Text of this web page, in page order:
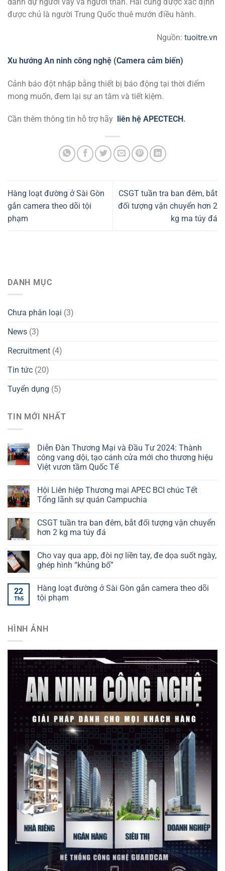
được chủ là người Trung Quốc thuê mướn điều hành.
Nguồn: tuoitre.vn
Xu hướng An ninh công nghệ (Camera cảm biến)
Cảnh báo đột nhập bằng thiết bị báo động tại thời điểm
mong muốn, đem lại sự an tâm và tiết kiệm.
Cần thêm thông tin hỗ trợ hãy liên hệ APECTECH .
Hàng loạt đường ở Sài Gòn
gắn camera theo dõi tội
phạm
CSGT tuần tra ban đêm, bắt
đối tượng vận chuyển hơn 2
kg ma túy đá
DANH MỤC
Chưa phân loại (3)
News (3)
Recruitment (4)
Tin tức (20)
Tuyển dụng (5)
TIN MỚI NHẤT
Diễn Đàn Thương Mại và Đầu Tư 2024: Thành
công vang dội, tạo cánh cửa mới cho thương hiệu
Việt vươn tầm Quốc Tế
Hội Liên hiệp Thương mại APEC BCI chúc Tết
Tổng lãnh sự quán Campuchia
CSGT tuần tra ban đêm, bắt đối tượng vận chuyển
hơn 2 kg ma túy đá
Cho vay qua app, đòi nợ liền tay, đe dọa suốt ngày,
ghép hình “khủng bố”
22
Th5
Hàng loạt đường ở Sài Gòn gắn camera theo dõi
tội phạm
HÌNH ẢNH